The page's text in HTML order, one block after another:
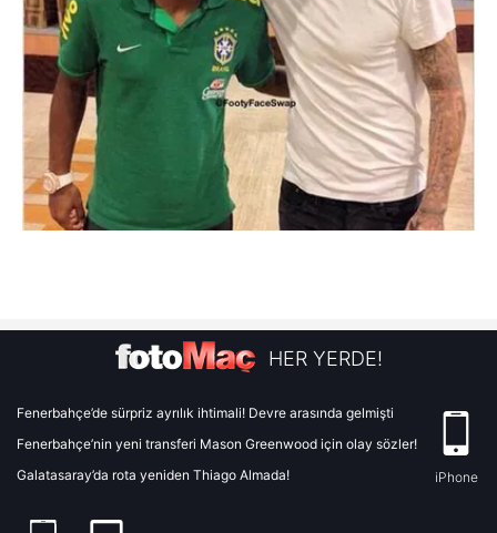
HER YERDE!
Fenerbahçe’de sürpriz ayrılık ihtimali! Devre arasında gelmişti
Fenerbahçe’nin yeni transferi Mason Greenwood için olay sözler!
Galatasaray’da rota yeniden Thiago Almada!
iPhone